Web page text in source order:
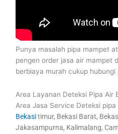
Punya masalah pipa mampet
pengen order jasa air mampet
berbiaya murah cukup hubungi
Area Layanan Deteksi Pipa Air
Area Jasa Service Deteksi
Bekasitimur, Bekasi Barat,
Jakasampurna, Kalimalang,